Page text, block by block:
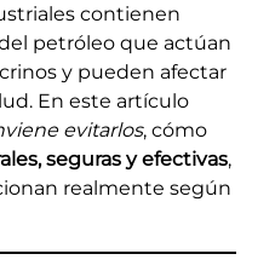
contienen
petróleo que actúan
y pueden afectar
En este artículo
evitarlos, cómo
seguras y efectivas,
realmente según